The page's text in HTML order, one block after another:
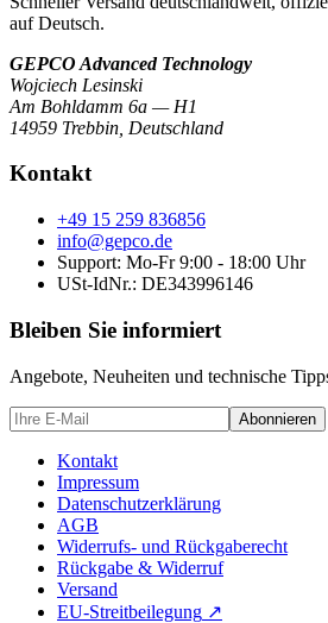
auf Deutsch.
GEPCO Advanced Technology
Wojciech Lesinski
Am Bohldamm 6a — H1
14959 Trebbin Deutschland
Kontakt
+49 15 259 836856
info@gepco.de
Support: Mo-Fr 9:00 - 18:00 Uhr
USt-IdNr.: DE343996146
Bleiben Sie informiert
Angebote, Neuheiten und technische
Abonnieren
Kontakt
Impressum
Datenschutzerklärung
AGB
Widerrufs- und Rückgaberecht
Rückgabe & Widerruf
Versand
EU-Streitbeilegung ↗